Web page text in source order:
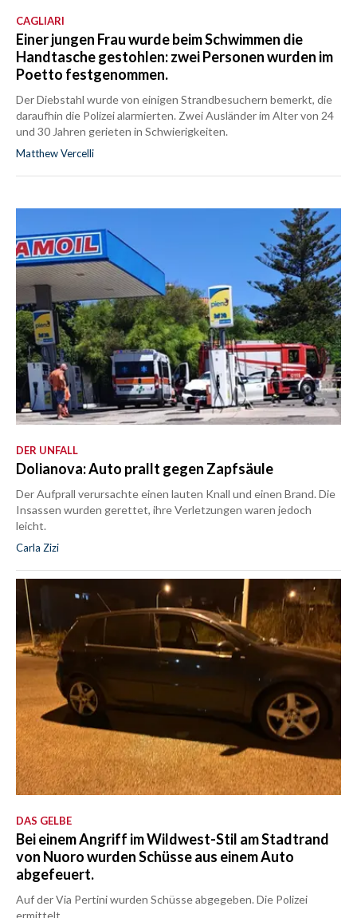
CAGLIARI
Einer jungen Frau wurde beim Schwimmen die
Handtasche gestohlen: zwei Personen wurden im
Poetto festgenommen.
Der Diebstahl wurde von einigen Strandbesuchern bemerkt, die
daraufhin die Polizei alarmierten. Zwei Ausländer im Alter von 24
und 30 Jahren gerieten in Schwierigkeiten.
Matthew Vercelli
DER UNFALL
Dolianova: Auto prallt gegen Zapfsäule
Der Aufprall verursachte einen lauten Knall und einen Brand. Die
Insassen wurden gerettet, ihre Verletzungen waren jedoch
leicht.
Carla Zizi
DAS GELBE
Bei einem Angriff im Wildwest-Stil am Stadtrand
von Nuoro wurden Schüsse aus einem Auto
abgefeuert.
Auf der Via Pertini wurden Schüsse abgegeben. Die Polizei